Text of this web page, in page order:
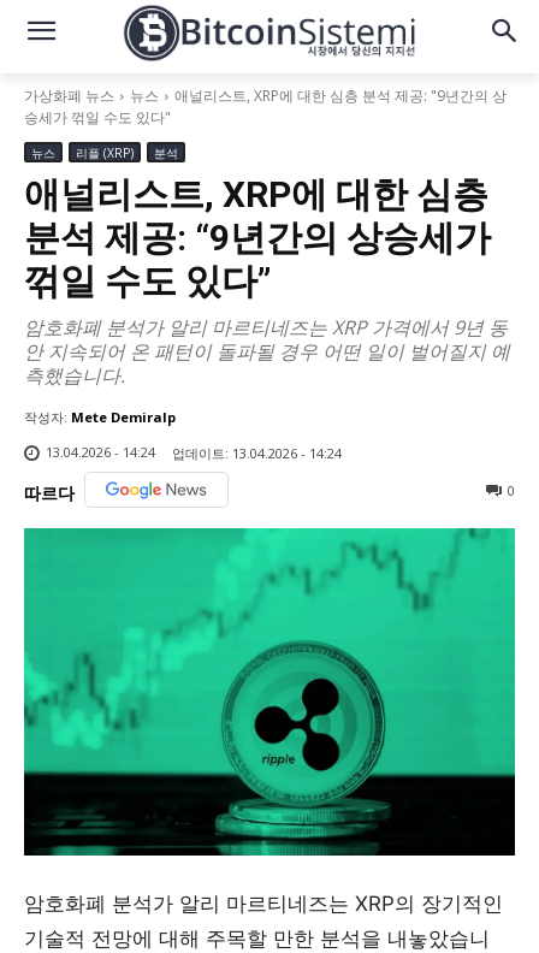
가상화폐 뉴스 뉴스
애널리스트, XRP에 대한 심층 분석 제공: "9년간의 상
승세가 꺾일 수도 있다"
뉴스 리플 (XRP) 분석
애널리스트, XRP에 대한 심층
분석 제공: “9년간의 상승세가
꺾일 수도 있다”
암호화폐 분석가 알리 마르티네즈는 XRP 가격에서 9년 동
안 지속되어 온 패턴이 돌파될 경우 어떤 일이 벌어질지 예
측했습니다.
작성자: Mete Demiralp
13.04.2026 - 14:24
업데이트: 13.04.2026 - 14:24
따르다 0
암호화폐 분석가 알리 마르티네즈는 XRP의 장기적인
기술적 전망에 대해 주목할 만한 분석을 내놓았습니